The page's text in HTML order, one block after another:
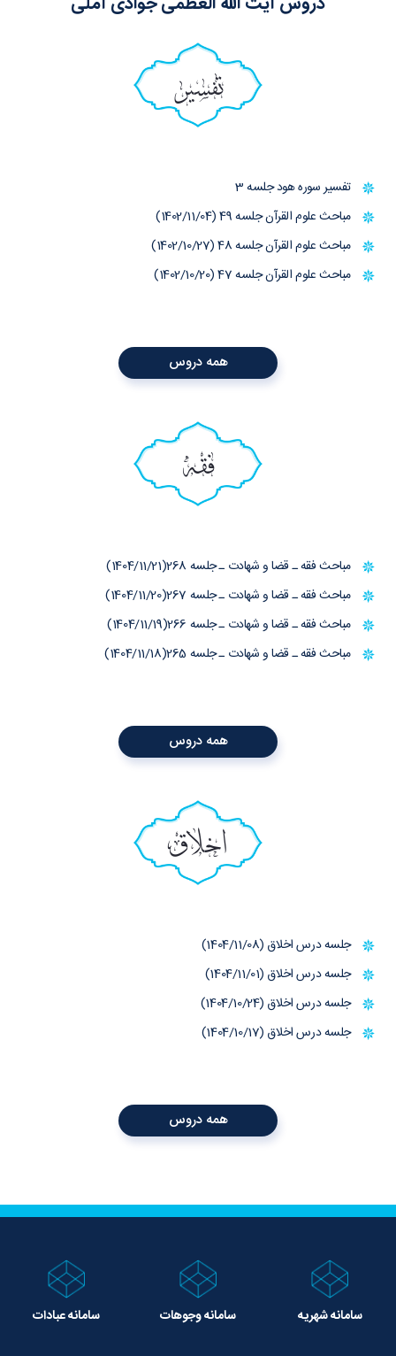
تفسیر
تفسیر سوره هود جلسه 3
مباحث علوم القرآن جلسه 49 (1402/11/04)
مباحث علوم القرآن جلسه 48 (1402/10/27)
مباحث علوم القرآن جلسه 47 (1402/10/20)
همه دروس
فقه
مباحث فقه ـ قضا و شهادت ـ جلسه 268(1404/11/21)
مباحث فقه ـ قضا و شهادت ـ جلسه 267(1404/11/20)
مباحث فقه ـ قضا و شهادت ـ جلسه 266(1404/11/19)
مباحث فقه ـ قضا و شهادت ـ جلسه 265(1404/11/18)
همه دروس
اخلاق
جلسه درس اخلاق (1404/11/08)
جلسه درس اخلاق (1404/11/01)
جلسه درس اخلاق (1404/10/24)
جلسه درس اخلاق (1404/10/17)
همه دروس
سامانه شهریه سامانه وجوهات سامانه عبادات